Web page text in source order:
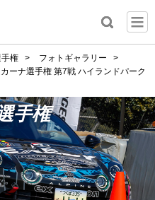
権 > フォトギャラリー
>
ーナ選手権 第7戦 ハイランドパーク
手権